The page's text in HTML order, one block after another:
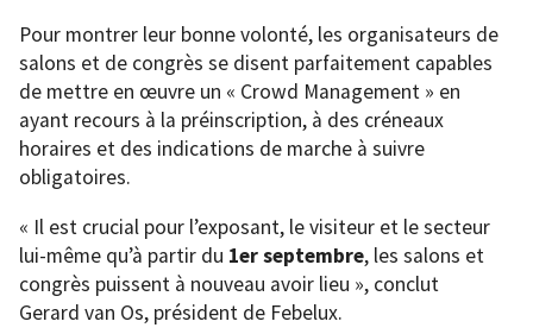
Pour montrer leur bonne volonté, les organisateurs de
salons et de congrès se disent parfaitement capables
de mettre en œuvre un « Crowd Management » en
ayant recours à la préinscription, à des créneaux
horaires et des indications de marche à suivre
obligatoires.
« Il est crucial pour l’exposant, le visiteur et le secteur
lui-même qu’à partir du 1er septembre, les salons et
congrès puissent à nouveau avoir lieu », conclut
Gerard van Os, président de Febelux.